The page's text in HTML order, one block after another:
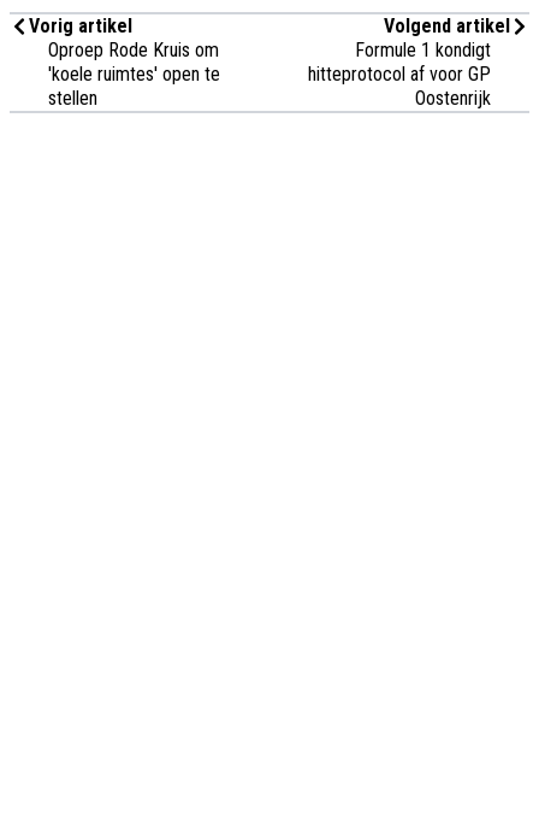
Vorig artikel
Oproep Rode Kruis om
'koele ruimtes' open te
stellen
Volgend artikel
Formule 1 kondigt
hitteprotocol af voor GP
Oostenrijk